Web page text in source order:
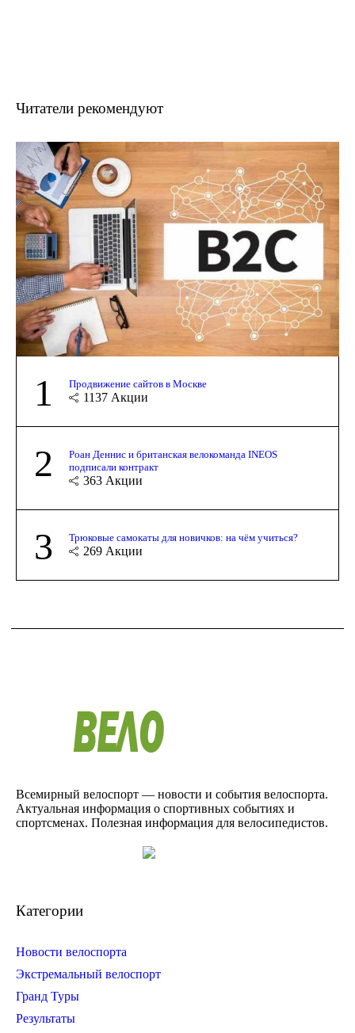
Читатели рекомендуют
1 Продвижение сайтов в Москве
1137 Акции
2
Роан Деннис и британская велокоманда INEOS
подписали контракт
363 Акции
3 Трюковые самокаты для новичков: на чём учиться?
269 Акции
Всемирный велоспорт — новости и события велоспорта.
Актуальная информация о спортивных событиях и
спортсменах. Полезная информация для велосипедистов.
Категории
Новости велоспорта
Экстремальный велоспорт
Гранд Туры
Результаты